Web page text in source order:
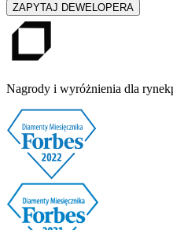
ZAPYTAJ DEWELOPERA
Nagrody i wyróżnienia dla